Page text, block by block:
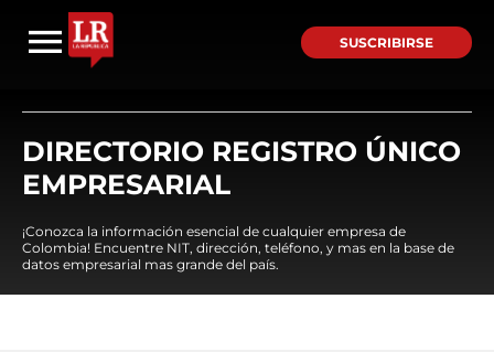
SUSCRIBIRSE
DIRECTORIO REGISTRO ÚNICO
EMPRESARIAL
¡Conozca la información esencial de cualquier empresa de
Colombia! Encuentre NIT, dirección, teléfono, y mas en la base de
datos empresarial mas grande del país.